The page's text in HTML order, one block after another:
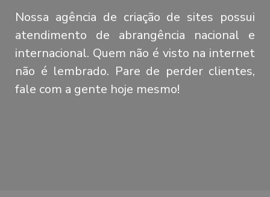
Nossa agência de criação de sites possui
atendimento de abrangência nacional e
internacional. Quem não é visto na internet
não é lembrado. Pare de perder clientes,
fale com a gente hoje mesmo!